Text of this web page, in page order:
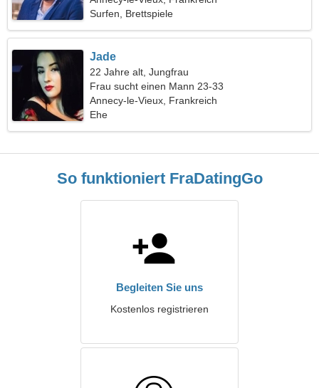
Surfen, Brettspiele
Jade
22 Jahre alt, Jungfrau
Frau sucht einen Mann 23-33
Annecy-le-Vieux, Frankreich
Ehe
So funktioniert FraDatingGo
Begleiten Sie uns
Kostenlos registrieren